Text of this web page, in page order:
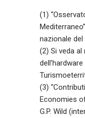
(1)
nazionale
(2) Si veda al
(3)
Economies
G.P. Wild